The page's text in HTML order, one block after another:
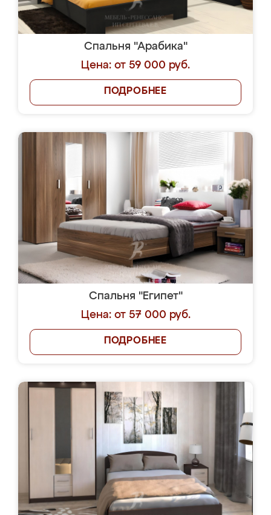
Спальня "Арабика"
Цена: от 59 000 руб.
ПОДРОБНЕЕ
Спальня "Египет"
Цена: от 57 000 руб.
ПОДРОБНЕЕ